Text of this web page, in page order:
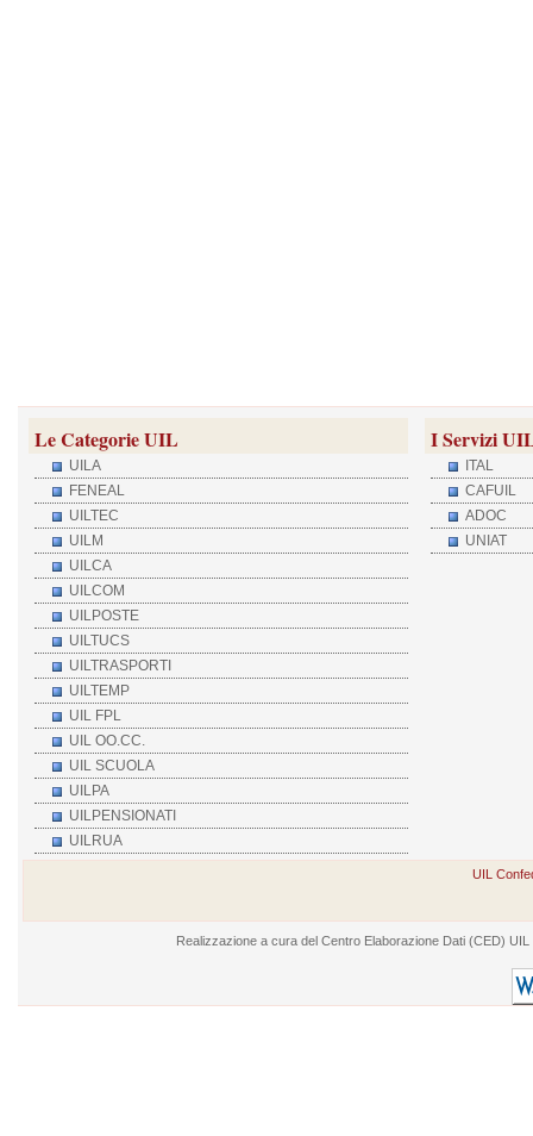
Le Categorie UIL
UILA
FENEAL
UILTEC
UILM
UILCA
UILCOM
UILPOSTE
UILTUCS
UILTRASPORTI
UILTEMP
UIL FPL
UIL OO.CC.
UIL SCUOLA
UILPA
UILPENSIONATI
UILRUA
I Servizi
ITAL
CAFUIL
ADOC
UNIAT
UIL
Realizzazione a cura del Centro Elaborazione Dati (CED)